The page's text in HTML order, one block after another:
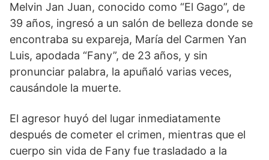
Melvin Jan Juan, conocido como “El Gago”, de
39 años, ingresó a un salón de belleza donde se
encontraba su expareja, María del Carmen Yan
Luis, apodada “Fany”, de 23 años, y sin
pronunciar palabra, la apuñaló varias veces,
causándole la muerte.
El agresor huyó del lugar inmediatamente
después de cometer el crimen, mientras que el
cuerpo sin vida de Fany fue trasladado a la